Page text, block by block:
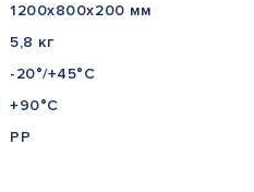
1200x800x200 мм
5,8 кг
-20°/+45°С
+90°С
PP